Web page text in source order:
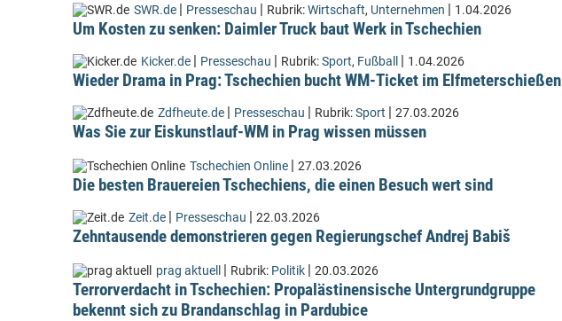
SWR.de | Presseschau | Rubrik:Wirtschaft, Unternehmen | 1.04.2026
Um Kosten zu senken: Daimler Truck baut Werk in Tschechien
Kicker.de | Presseschau | Rubrik:Sport, Fußball | 1.04.2026
Wieder Drama in Prag: Tschechien bucht WM-Ticket im Elfmeterschießen
Zdfheute.de | Presseschau | Rubrik:Sport | 27.03.2026
Was Sie zur Eiskunstlauf-WM in Prag wissen müssen
Tschechien Online | 27.03.2026
Die besten Brauereien Tschechiens, die einen Besuch wert sind
Zeit.de | Presseschau | 22.03.2026
Zehntausende demonstrieren gegen Regierungschef Andrej Babiš
prag aktuell | Rubrik: Politik | 20.03.2026
Terrorverdacht in Tschechien: Propalästinensische Untergrundgruppe
bekennt sich zu Brandanschlag in Pardubice